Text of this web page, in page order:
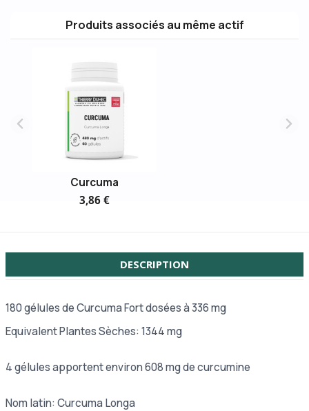
Produits associés au même actif
Curcuma
3,86 €
DESCRIPTION
180 gélules de Curcuma Fort dosées à 336 mg
Equivalent Plantes Sèches: 1344 mg
4 gélules apportent environ 608 mg de curcumine
Nom latin: Curcuma Longa